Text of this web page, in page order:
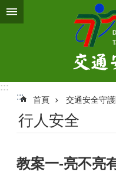
跳到主要內容區塊
:::
:::
首頁 交通安全守護
行人安全
教案一-亮不亮